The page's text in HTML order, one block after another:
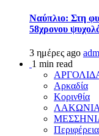
Ναύπλιο: Στη
58χρονου
3 ημέρες ago
1 min read
Αρκαδία
Κορινθία